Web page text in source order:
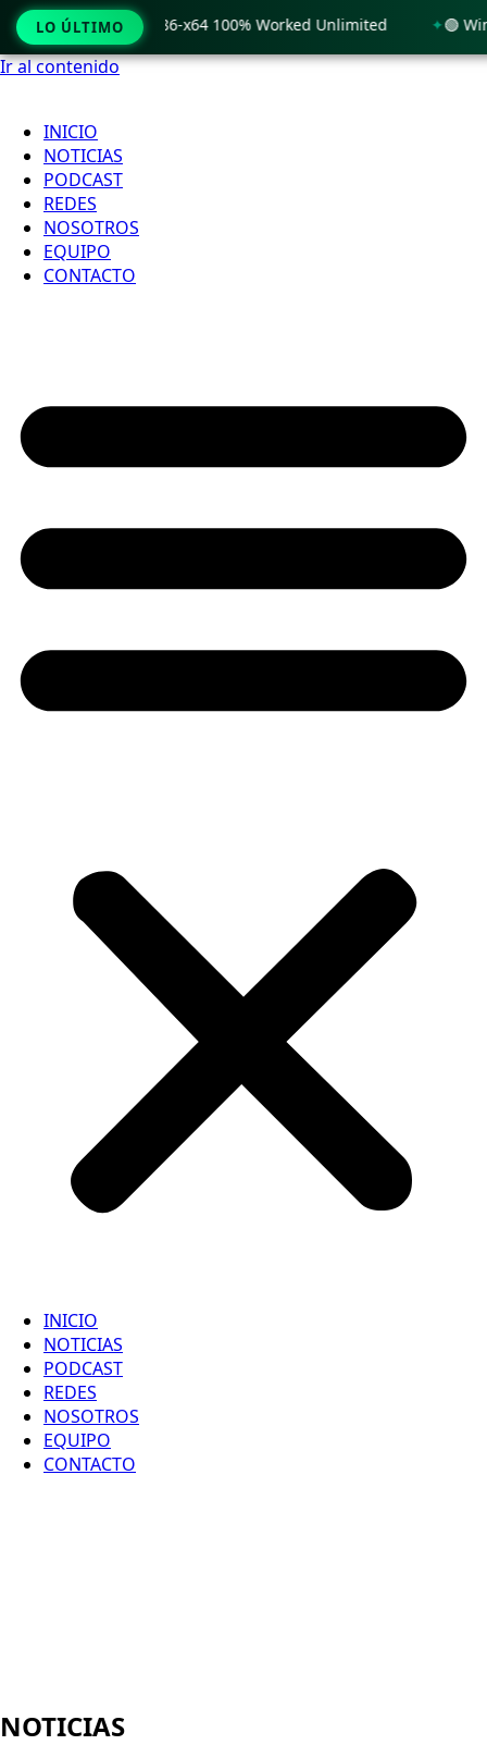
Ir al contenido
INICIO
NOTICIAS
PODCAST
REDES
NOSOTROS
EQUIPO
CONTACTO
INICIO
NOTICIAS
PODCAST
REDES
NOSOTROS
EQUIPO
CONTACTO
NOTICIAS
LO ÚLTIMO
11 x86-x64 100% Worked Unlimited 🟢 WinRAR 7.11